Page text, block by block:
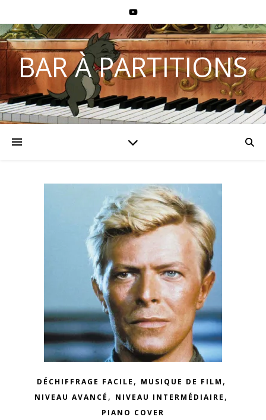
BAR À PARTITIONS
DÉCHIFFRAGE FACILE , MUSIQUE DE FILM ,
NIVEAU AVANCÉ , NIVEAU INTERMÉDIAIRE ,
PIANO COVER